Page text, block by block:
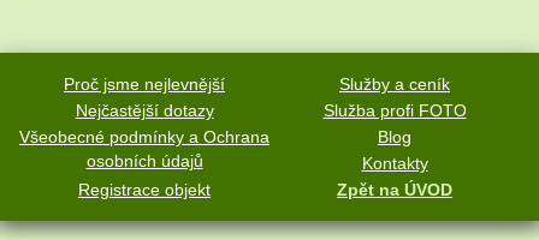
Proč jsme nejlevnější
Služby a ceník
Nejčastější dotazy
Služba profi FOTO
Všeobecné podmínky a Ochrana
osobních údajů
Blog
Kontakty
Registrace objekt
Zpět na ÚVOD